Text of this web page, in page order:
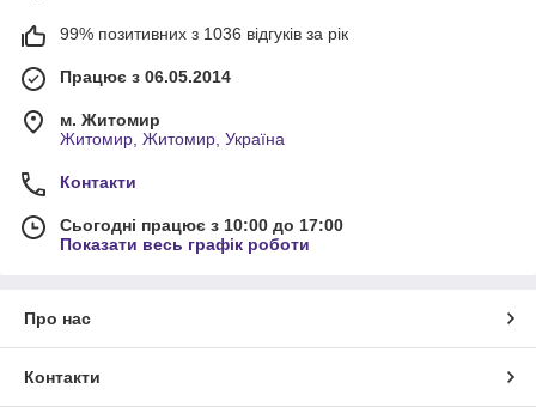
99% позитивних з 1036 відгуків за рік
Працює з 06.05.2014
м. Житомир
Житомир, Житомир, Україна
Контакти
Сьогодні працює з 10:00 до 17:00
Показати весь графік роботи
Про нас
Контакти